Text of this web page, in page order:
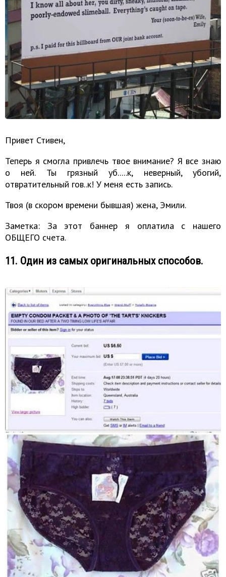
Привет Стивен,
Теперь я смогла привлечь твое внимание? Я все знаю
о ней. Ты грязный уб.....к, неверный, убогий,
отвратительный гов..к! У меня есть запись.
Твоя (в скором времени бывшая) жена, Эмили.
Заметка: За этот баннер я оплатила с нашего
ОБЩЕГО счета.
11. Один из самых оригинальных способов.